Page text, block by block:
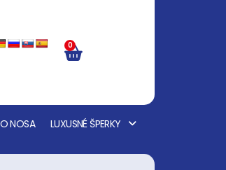
0
NOSA LUXUSNÉ ŠPERKY